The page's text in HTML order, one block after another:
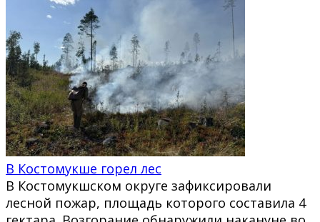
В Костомукше горел лес
В Костомукшском округе зафиксировали
лесной пожар, площадь которого составила 4